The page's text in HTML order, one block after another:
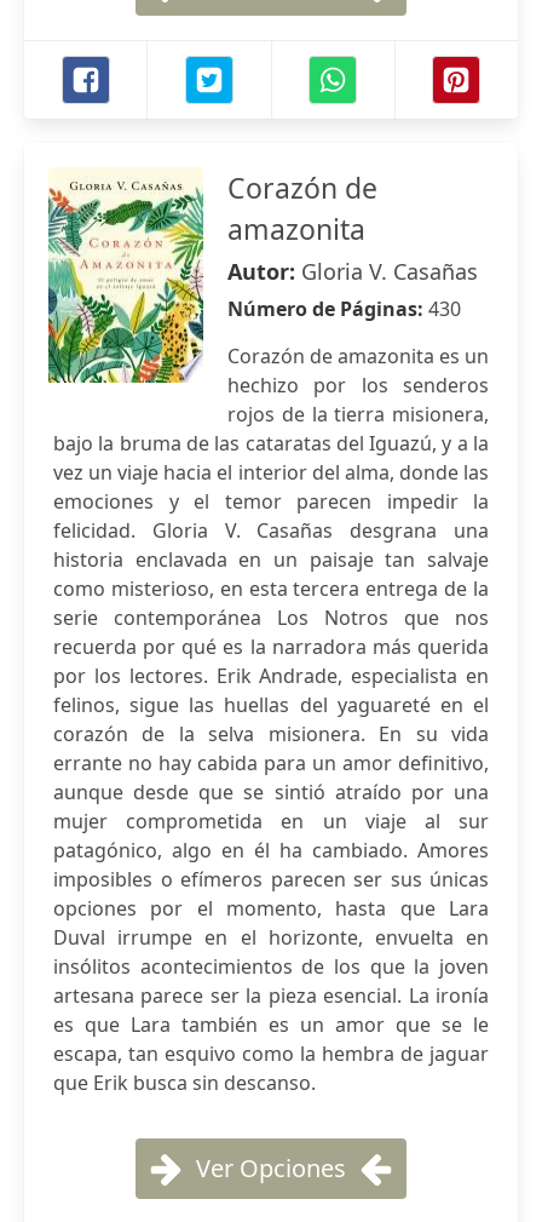
Corazón de
amazonita
Autor: Gloria V. Casañas
Número de Páginas: 430
Corazón de amazonita es un
hechizo por los senderos
rojos de la tierra misionera,
bajo la bruma de las cataratas del Iguazú, y a la
vez un viaje hacia el interior del alma, donde las
emociones y el temor parecen impedir la
felicidad. Gloria V. Casañas desgrana una
historia enclavada en un paisaje tan salvaje
como misterioso, en esta tercera entrega de la
serie contemporánea Los Notros que nos
recuerda por qué es la narradora más querida
por los lectores. Erik Andrade, especialista en
felinos, sigue las huellas del yaguareté en el
corazón de la selva misionera. En su vida
errante no hay cabida para un amor definitivo,
aunque desde que se sintió atraído por una
mujer comprometida en un viaje al sur
patagónico, algo en él ha cambiado. Amores
imposibles o efímeros parecen ser sus únicas
opciones por el momento, hasta que Lara
Duval irrumpe en el horizonte, envuelta en
insólitos acontecimientos de los que la joven
artesana parece ser la pieza esencial. La ironía
es que Lara también es un amor que se le
escapa, tan esquivo como la hembra de jaguar
que Erik busca sin descanso.
Ver Opciones